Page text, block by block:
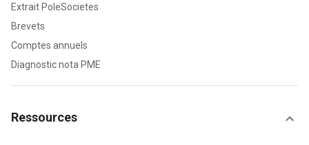
Extrait PoleSocietes
Brevets
Comptes annuels
Diagnostic nota PME
Ressources